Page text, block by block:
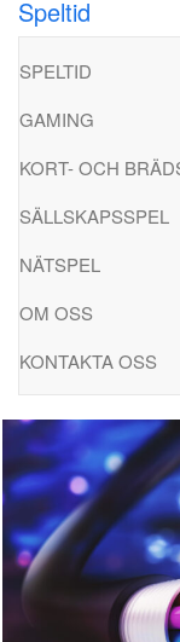
Hoppa
innehåll
Speltid
SPELTID
GAMING
KORT- OCH
SÄLLSKAPSSPEL
NÄTSPEL
OM OSS
KONTAKTA OSS